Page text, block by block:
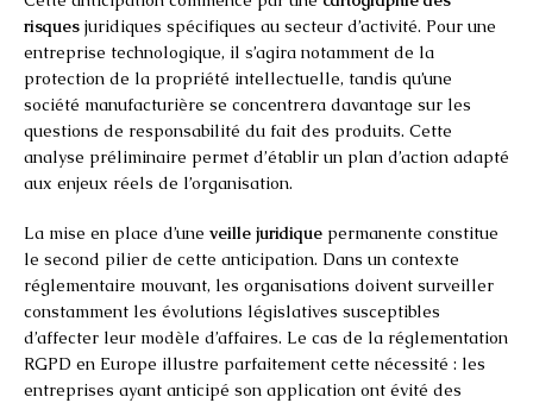
risques juridiques spécifiques au secteur d’activité. Pour une
entreprise technologique, il s’agira notamment de la
protection de la propriété intellectuelle, tandis qu’une
société manufacturière se concentrera davantage sur les
questions de responsabilité du fait des produits. Cette
analyse préliminaire permet d’établir un plan d’action adapté
aux enjeux réels de l’organisation.
La mise en place d’une veille juridique permanente constitue
le second pilier de cette anticipation. Dans un contexte
réglementaire mouvant, les organisations doivent surveiller
constamment les évolutions législatives susceptibles
d’affecter leur modèle d’affaires. Le cas de la réglementation
RGPD en Europe illustre parfaitement cette nécessité : les
entreprises ayant anticipé son application ont évité des